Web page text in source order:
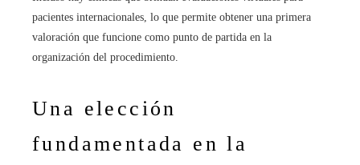
pacientes internacionales, lo que permite obtener una primera
valoración que funcione como punto de partida en la
organización del procedimiento.
Una elección
fundamentada en la